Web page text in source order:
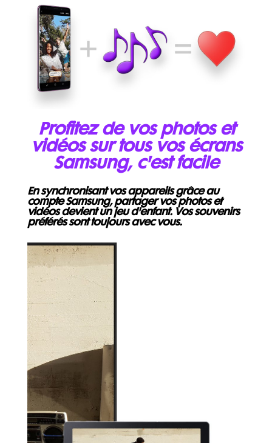
Profitez de vos photos et
vidéos sur tous vos écrans
Samsung, c'est facile
En synchronisant vos appareils grâce au
compte Samsung, partager vos photos et
vidéos devient un jeu d'enfant. Vos souvenirs
préférés sont toujours avec vous.